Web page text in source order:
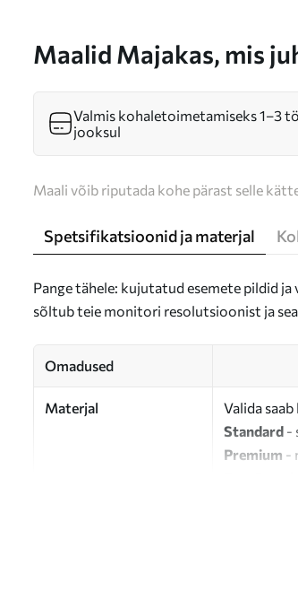
Maalid Majakas, mis
Valmis kohaletoimetamiseks 1–3
jooksul
Maali võib riputada kohe pärast selle
Spetsifikatsioonid ja materjal
Pange tähele: kujutatud esemete pildid
sõltub teie monitori resolutsioonist ja
Omadused
Materjal
Valida
Standard -
Premium -